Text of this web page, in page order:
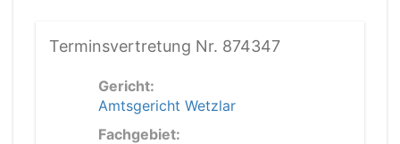
Terminsvertretung Nr. 874347
Gericht:
Amtsgericht Wetzlar
Fachgebiet: